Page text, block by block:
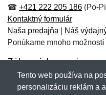
E-mail:
Správa*
Správa*
☎ +421 222 205 186 (Po-
Kontaktný formulár
Naša predajňa
Náš
Ponúkame mnoho možností
Zákaznícky servis
Novinky emailom
Tento web používa na
personalizáciu reklám a